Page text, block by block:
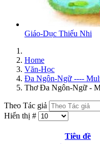
Giáo-Dục Thiếu Nhi
Home
Văn-Học
Đa Ngôn-Ngữ ----
Thơ Đa Ngôn-Ngữ -
Theo Tác giả
Hiển thị #
Tiêu đề